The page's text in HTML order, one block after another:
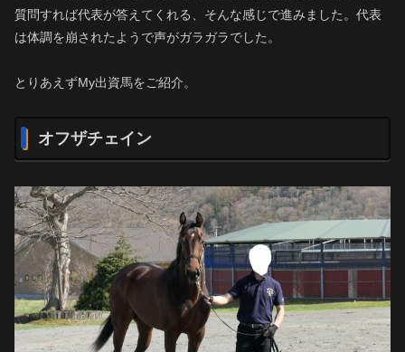
質問すれば代表が答えてくれる、そんな感じで進みました。代表
は体調を崩されたようで声がガラガラでした。
とりあえずMy出資馬をご紹介。
オフザチェイン